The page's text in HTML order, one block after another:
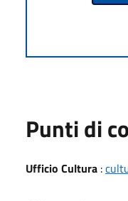
Punti di
Ufficio Cultura :